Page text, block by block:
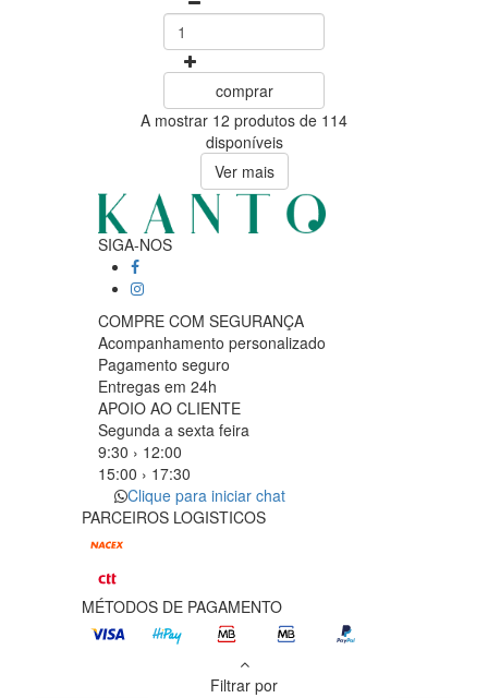
comprar
A mostrar 12 produtos de 114
disponíveis
Ver mais
SIGA-NOS
COMPRE COM SEGURANÇA
Acompanhamento personalizado
Pagamento seguro
Entregas em 24h
APOIO AO CLIENTE
Segunda a sexta feira
9:30 › 12:00
15:00 › 17:30
Clique para iniciar chat
PARCEIROS LOGISTICOS
MÉTODOS DE PAGAMENTO
Filtrar por